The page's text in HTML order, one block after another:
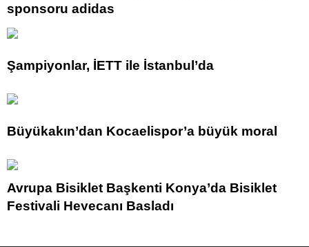
sponsoru adidas
Şampiyonlar, İETT ile İstanbul’da
Büyükakın’dan Kocaelispor’a büyük moral
Avrupa Bisiklet Başkenti Konya’da Bisiklet
Festivali Heyecanı Başladı